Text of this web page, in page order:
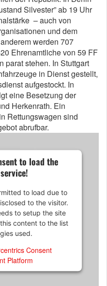
Silvester” ab 19 Uhr
– auch von
und dem
werden 707
Ehrenamtliche von 59 FF
parat stehen. In Stuttgart
in Dienst gestellt,
aufgestockt. In
eine Besetzung der
Herkenrath. Ein
Rettungswagen sind
abrufbar.
to load the
to load due to
to the visitor.
to setup the site
content to the list
used.
Consent
Platform